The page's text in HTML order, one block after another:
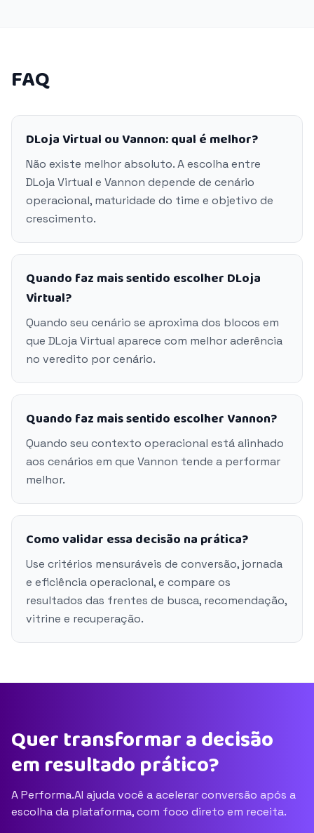
FAQ
DLoja Virtual ou Vannon: qual é melhor?
Não existe melhor absoluto. A escolha entre
DLoja Virtual e Vannon depende de cenário
operacional, maturidade do time e objetivo de
crescimento.
Quando faz mais sentido escolher DLoja
Virtual?
Quando seu cenário se aproxima dos blocos em
que DLoja Virtual aparece com melhor aderência
no veredito por cenário.
Quando faz mais sentido escolher Vannon?
Quando seu contexto operacional está alinhado
aos cenários em que Vannon tende a performar
melhor.
Como validar essa decisão na prática?
Use critérios mensuráveis de conversão, jornada
e eficiência operacional, e compare os
resultados das frentes de busca, recomendação,
vitrine e recuperação.
Quer transformar a decisão
em resultado prático?
A Performa.AI ajuda você a acelerar conversão após a
escolha da plataforma, com foco direto em receita.